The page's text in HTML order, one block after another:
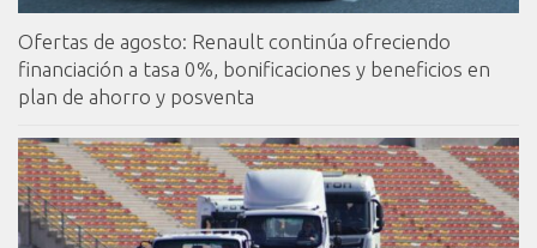
Ofertas de agosto: Renault continúa ofreciendo
financiación a tasa 0%, bonificaciones y beneficios en
plan de ahorro y posventa